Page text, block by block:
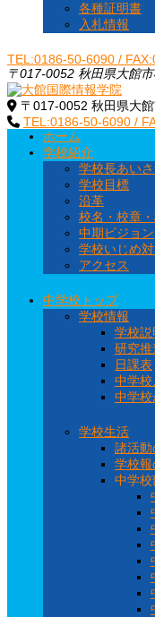
各種証明書
入札情報
TEL:0186-50-6090 /
〒017-0052 秋田県大館
大館国際情報
秋田県大館市に位置する
〒017-0052 秋田県大
TEL:0186-50-6090 /
ホーム
学校紹介
学校長あい
学校目標
沿革
校名・校章
中期ビジョン
学校いじめ
アクセス
中学校トップ
学校情報
学校説
研究推
日課表
中学校
中学
学校生活
諸活
学校
中学校